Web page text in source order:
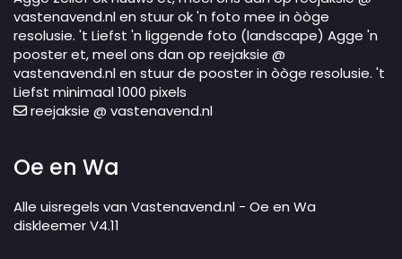
vastenavend.nl en stuur ok 'n foto mee in òòge
resolusie. 't Liefst 'n liggende foto (landscape) Agge 'n
pooster et, meel ons dan op reejaksie @
vastenavend.nl en stuur de pooster in òòge resolusie. 't
Liefst minimaal 1000 pixels
reejaksie @ vastenavend.nl
Oe en Wa
Alle uisregels van Vastenavend.nl - Oe en Wa
diskleemer V4.11